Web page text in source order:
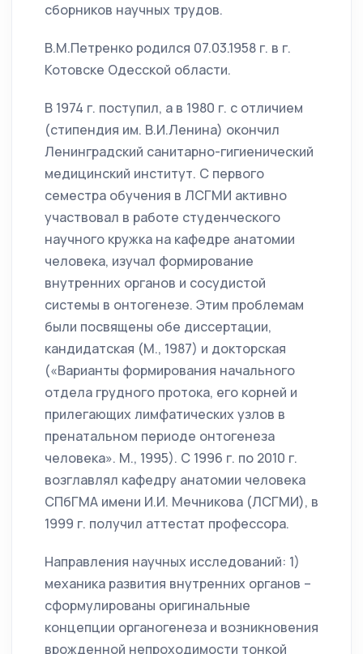
сборников научных трудов.
В.М.Петренко родился 07.03.1958 г. в г.
Котовске Одесской области.
В 1974 г. поступил, а в 1980 г. с отличием
(стипендия им. В.И.Ленина) окончил
Ленинградский санитарно-гигиенический
медицинский институт. С первого
семестра обучения в ЛСГМИ активно
участвовал в работе студенческого
научного кружка на кафедре анатомии
человека, изучал формирование
внутренних органов и сосудистой
системы в онтогенезе. Этим проблемам
были посвящены обе диссертации,
кандидатская (М., 1987) и докторская
(«Варианты формирования начального
отдела грудного протока, его корней и
прилегающих лимфатических узлов в
пренатальном периоде онтогенеза
человека». М., 1995). С 1996 г. по 2010 г.
возглавлял кафедру анатомии человека
СПбГМА имени И.И. Мечникова (ЛСГМИ), в
1999 г. получил аттестат профессора.
Направления научных исследований: 1)
механика развития внутренних органов –
сформулированы оригинальные
концепции органогенеза и возникновения
врожденной непроходимости тонкой